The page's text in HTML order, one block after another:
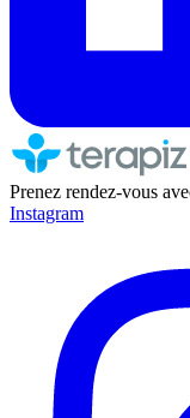
Prenez rendez-vous
Instagram